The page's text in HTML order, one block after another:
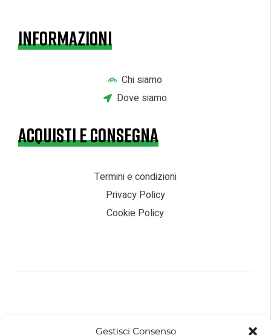
Gestisci Consenso
INFORMAZIONI
Chi siamo
Dove siamo
ACQUISTI E CONSEGNA
Termini e condizioni
Privacy Policy
Cookie Policy